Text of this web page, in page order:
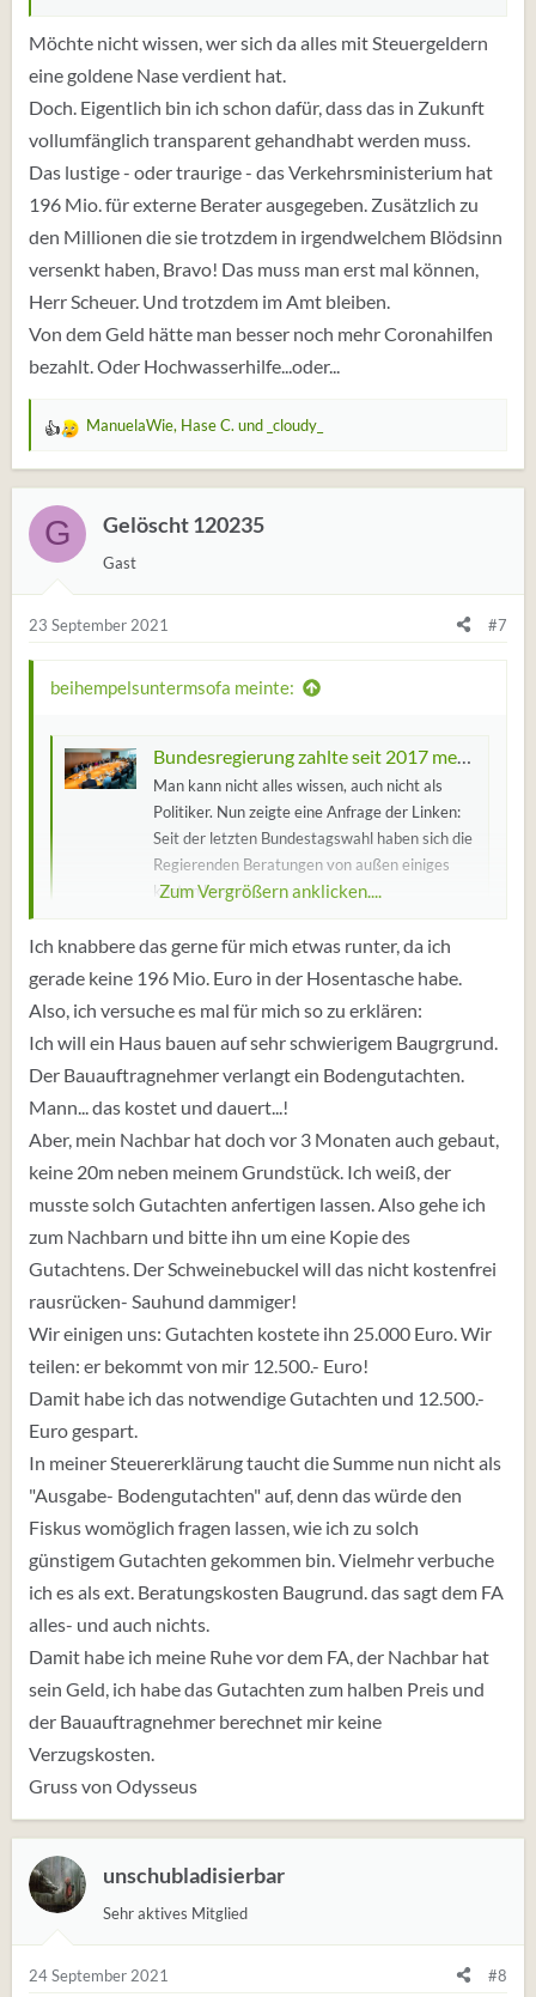
Möchte nicht wissen, wer sich da alles mit Steuergeldern
eine goldene Nase verdient hat.
Doch. Eigentlich bin ich schon dafür, dass das in Zukunft
vollumfänglich transparent gehandhabt werden muss.
Das lustige - oder traurige - das Verkehrsministerium hat
196 Mio. für externe Berater ausgegeben. Zusätzlich zu
den Millionen die sie trotzdem in irgendwelchem Blödsinn
versenkt haben, Bravo! Das muss man erst mal können,
Herr Scheuer. Und trotzdem im Amt bleiben.
Von dem Geld hätte man besser noch mehr Coronahilfen
bezahlt. Oder Hochwasserhilfe...oder...
W
r
t
u
n
e
n
ManuelaWie, Hase C. und _cloudy_
G Gelöscht 120235
Gast
23 September 2021 #7
beihempelsuntermsofa meinte:
Bundesregierung zahlte seit 2017 mehr als eine Milliarde für externe Berater
Man kann nicht alles wissen, auch nicht als
Politiker. Nun zeigte eine Anfrage der Linken:
Seit der letzten Bundestagswahl haben sich die
Regierenden Beratungen von außen einiges
kosten lassen.
www.spiegel.de
Das lustige - oder traurige - das Verkehrsministerium
hat 196 Mio. für externe Berater ausgegeben.
Zum Vergrößern anklicken....
Ich knabbere das gerne für mich etwas runter, da ich
gerade keine 196 Mio. Euro in der Hosentasche habe.
Also, ich versuche es mal für mich so zu erklären:
Ich will ein Haus bauen auf sehr schwierigem Baugrgrund.
Der Bauauftragnehmer verlangt ein Bodengutachten.
Mann... das kostet und dauert...!
Aber, mein Nachbar hat doch vor 3 Monaten auch gebaut,
keine 20m neben meinem Grundstück. Ich weiß, der
musste solch Gutachten anfertigen lassen. Also gehe ich
zum Nachbarn und bitte ihn um eine Kopie des
Gutachtens. Der Schweinebuckel will das nicht kostenfrei
rausrücken- Sauhund dammiger!
Wir einigen uns: Gutachten kostete ihn 25.000 Euro. Wir
teilen: er bekommt von mir 12.500.- Euro!
Damit habe ich das notwendige Gutachten und 12.500.-
Euro gespart.
In meiner Steuererklärung taucht die Summe nun nicht als
"Ausgabe- Bodengutachten" auf, denn das würde den
Fiskus womöglich fragen lassen, wie ich zu solch
günstigem Gutachten gekommen bin. Vielmehr verbuche
ich es als ext. Beratungskosten Baugrund. das sagt dem FA
alles- und auch nichts.
Damit habe ich meine Ruhe vor dem FA, der Nachbar hat
sein Geld, ich habe das Gutachten zum halben Preis und
der Bauauftragnehmer berechnet mir keine
Verzugskosten.
Gruss von Odysseus
unschubladisierbar
Sehr aktives Mitglied
24 September 2021 #8